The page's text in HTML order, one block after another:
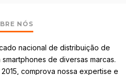
NÓS
nacional de distribuição de
de diversas marcas.
comprova nossa expertise e